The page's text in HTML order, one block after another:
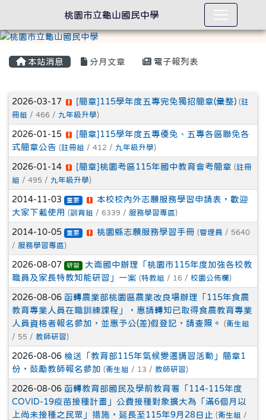
本站消息 分月文章 電子報列表
文章列表
2026-03-17 [簡章]115學年度五專完免獨招簡章(彙整) (註
冊組 / 466 / 九年級升學)
2026-01-15
[簡章]115學年度五專優免、五專各區聯免各
式簡章公告 (註冊組 / 412 / 九年級升學)
2026-01-14 [簡章]桃園考區115年國中教育會考簡章 (註冊
組 / 495 / 九年級升學)
2014-11-03 重要
本校校內外志願服務學習申請表，歡迎
大家下載使用 (訓育組 / 6339 / 服務學習專區)
2014-10-05 重要 桃園縣志願服務學習手冊 (管理員 / 5640
/ 服務學習專區)
2026-08-07 研習
大崙國中辦理「桃園市115年度加強各校教
職員及家長特教知能研習」一案 (特教組 / 16 / 校園公佈欄 )
2026-08-06 函轉農業部桃園區農業改良場辦理「115年食農
教育專業人員在職訓練課程」，惠請轉知已取得食農教育專業
人員資格者報名參加，並惠予公(差)假登記，請查照。
(衛生組
/ 55 / 教師研習)
2026-08-06 檢送「教育部115年氣候變遷講習活動」簡章1
份，鼓勵教師報名參加 (衛生組 / 13 / 教師研習)
2026-08-06 函轉教育部國民及學前教育署「114-115年度
COVID-19疫苗接種計畫」公費接種對象擴大為「滿6個月以
上尚未接種之民眾」措施，延長至115年9月28日止 (衛生組 /
桃園市立龜山國民中學